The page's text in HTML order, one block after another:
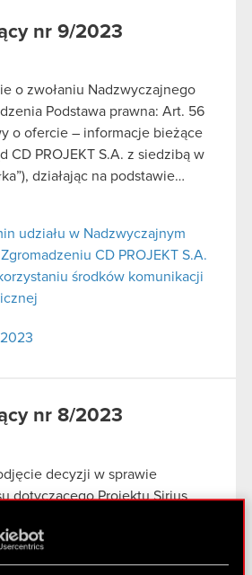
nr 9/2023
o zwołaniu Nadzwyczajnego
Podstawa prawna: Art. 56
o ofercie – informacje bieżące
CD PROJEKT S.A. z siedzibą w
działając na podstawie…
udziału w Nadzwyczajnym
CD PROJEKT S.A.
środków komunikacji
2023
nr 8/2023
decyzji w sprawie
dotyczącego Projektu Sirius
Zarząd CD PROJEKT S.A. z